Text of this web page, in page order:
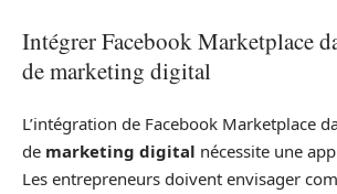
Intégrer Facebook Marketplace
de marketing digital
L’intégration de Facebook Marketplace
de marketing digital nécessite une
Les entrepreneurs doivent envisager